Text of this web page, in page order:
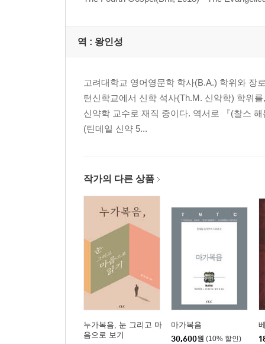
역 : 왕인성
고려대학교 영어영문학 학사(B.A.) 학위와 장
턴신학교에서 신학 석사(Th.M. 신약학) 학위
신약학 교수로 재직 중이다. 역서로 『(찰스
(틴데일 신약 5...
작가의 다른 상품
누가복음, 눈 그리고 마
음으로 보기
마가복음
30,600원 (10% 할인)